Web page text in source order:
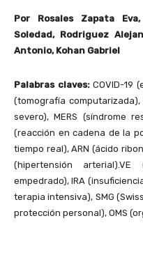
Por Rosales Zapata
Soledad, Rodriguez
Antonio, Kohan Gabriel
Palabras claves:COVID-19
(tomografía computarizada),
severo), MERS (síndrome
(reacción en cadena de la
tiempo real), ARN (ácido
(hipertensión
empedrado), IRA
terapia intensiva), SMG
protección personal), OMS